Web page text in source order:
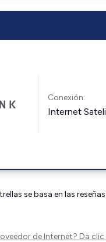
Conexión:
Internet
se basa en las
de Internet? Da